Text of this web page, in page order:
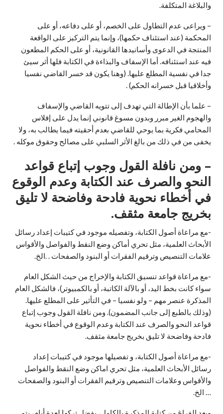
والبلاغة المتكلفة.
– ويراعى عدم التطاول على الخصم، أو على دفاعه، أو على
المحكمة (عند استئناف حكمها)، وإنما يتم التركيز على الواقعة
المنتجة في الدعوى وأسانيدها القانونية، أو على الحكم المطعون
فيه عند استئنافه. أما الإسفاف والبذاءة في الكتابة فلها أثر سيئ
جدا في نفسية المطلع عليها. (وهنا يكون قد خسر القاضي نفسيا
وأخلاقيا قبل خسرانه الحكم) .
– علما بأن الإطالة التي تهدف إلى تتويه القاضي والإسفاف
والهجوم الغير مبرر وبدون مسوغ قانوني إنما يدل على إفلاس
المحامي فكرية بما يوحي للقاضي بعدم أحقيته فيما يطالب به، ولا
يخفى من في ذلك من بالغ الأثر السلبي على مصالح وحقوق موكله .
– ومن نافلة القول وجوب إتباع قواعد
النحو والصرف عند الكتابة وعدم الوقوع
في أخطاء نحوية فادحة وفاضحة لا تليق
بخريج جامعة مثقف.
-مع مراعاة أصول الكتابة، وتفصيله موجود في كتيبات إعداد رسائل
الأبحاث العلمية، مثل تحري أماكن وضع النقط والفواصل والأقواس
علامات التنصيص وترقيم الفقرات أو البنود والصفحات . .الخ.
-مع مراعاة قواعد تنسيق الكتابة والإخراج من حيث الشكل العام
سواء كانت بخط اليد، أو بالآلة الكاتبة، أو بالكمبيوتر)، فالشكل العام
المذكرة عنصر مهم – ولو نفسيا – في التأثير على المطلع عليها.
(وذلك بالطبع إلى جانب المضمون). ومن نافلة القول وجوب إتباع
قواعد النحو والصرف عند الكتابة وعدم الوقوع في أخطاء نحوية
فادحة وفاضحة لا تليق بخريج جامعة مثقف.
-مع مراعاة أصول الكتابة، و تفصيلها موجود في كتيبات إعداد
رسائل الأبحاث العلمية، مثل تحري اماكن وضع النقط والفواصل
والأقواس وعلامات التنصيص وترقيم الفقرات أو البنود والصفحات
… الخ.